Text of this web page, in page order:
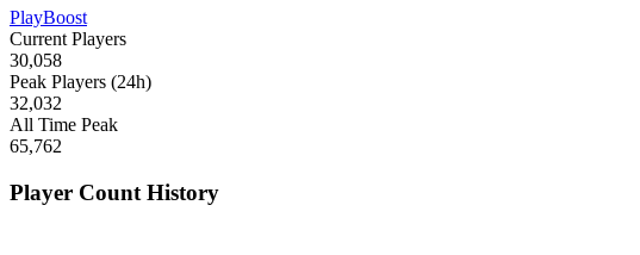
PlayBoost
Current Players
30,058
Peak Players (24h)
32,032
All Time Peak
65,762
Player Count History